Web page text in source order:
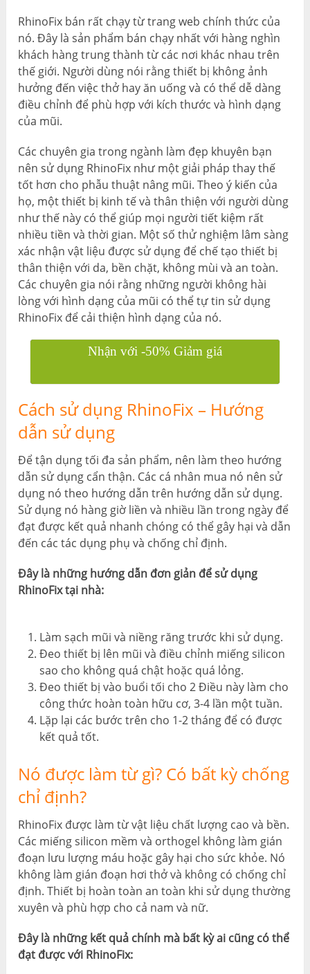
RhinoFix bán rất chạy từ trang web chính thức của
nó. Đây là sản phẩm bán chạy nhất với hàng nghìn
khách hàng trung thành từ các nơi khác nhau trên
thế giới. Người dùng nói rằng thiết bị không ảnh
hưởng đến việc thở hay ăn uống và có thể dễ dàng
điều chỉnh để phù hợp với kích thước và hình dạng
của mũi.
Các chuyên gia trong ngành làm đẹp khuyên bạn
nên sử dụng RhinoFix như một giải pháp thay thế
tốt hơn cho phẫu thuật nâng mũi. Theo ý kiến ​​của
họ, một thiết bị kinh tế và thân thiện với người dùng
như thế này có thể giúp mọi người tiết kiệm rất
nhiều tiền và thời gian. Một số thử nghiệm lâm sàng
xác nhận vật liệu được sử dụng để chế tạo thiết bị
thân thiện với da, bền chặt, không mùi và an toàn.
Các chuyên gia nói rằng những người không hài
lòng với hình dạng của mũi có thể tự tin sử dụng
RhinoFix để cải thiện hình dạng của nó.
Nhận với -50% Giảm giá
Cách sử dụng RhinoFix – Hướng
dẫn sử dụng
Để tận dụng tối đa sản phẩm, nên làm theo hướng
dẫn sử dụng cẩn thận. Các cá nhân mua nó nên sử
dụng nó theo hướng dẫn trên hướng dẫn sử dụng.
Sử dụng nó hàng giờ liền và nhiều lần trong ngày để
đạt được kết quả nhanh chóng có thể gây hại và dẫn
đến các tác dụng phụ và chống chỉ định.
Đây là những hướng dẫn đơn giản để sử dụng
RhinoFix tại nhà:
Làm sạch mũi và niềng răng trước khi sử dụng.
Đeo thiết bị lên mũi và điều chỉnh miếng silicon
sao cho không quá chật hoặc quá lỏng.
Đeo thiết bị vào buổi tối cho 2 Điều này làm cho
công thức hoàn toàn hữu cơ, 3-4 lần một tuần.
Lặp lại các bước trên cho 1-2 tháng để có được
kết quả tốt.
Nó được làm từ gì? Có bất kỳ chống
chỉ định?
RhinoFix được làm từ vật liệu chất lượng cao và bền.
Các miếng silicon mềm và orthogel không làm gián
đoạn lưu lượng máu hoặc gây hại cho sức khỏe. Nó
không làm gián đoạn hơi thở và không có chống chỉ
định. Thiết bị hoàn toàn an toàn khi sử dụng thường
xuyên và phù hợp cho cả nam và nữ.
Đây là những kết quả chính mà bất kỳ ai cũng có thể
đạt được với RhinoFix: